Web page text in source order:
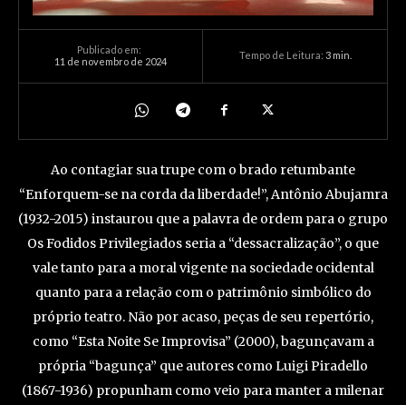
Publicado em:
11 de novembro de 2024
Tempo de Leitura: 3min.
Ao contagiar sua trupe com o brado retumbante
“Enforquem-se na corda da liberdade!”, Antônio Abujamra
(1932-2015) instaurou que a palavra de ordem para o grupo
Os Fodidos Privilegiados seria a “dessacralização”, o que
vale tanto para a moral vigente na sociedade ocidental
quanto para a relação com o patrimônio simbólico do
próprio teatro. Não por acaso, peças de seu repertório,
como “Esta Noite Se Improvisa” (2000), bagunçavam a
própria “bagunça” que autores como Luigi Piradello
(1867-1936) propunham como veio para manter a milenar